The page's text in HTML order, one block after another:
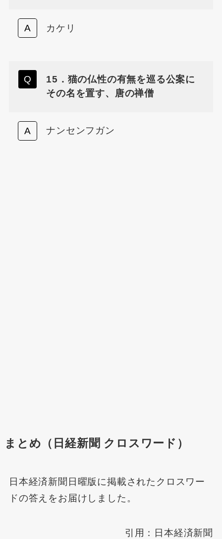
カケリ
15．猫の仏性の有無を巡る公案に
その名を置す、唐の禅僧
ナンセンフガン
まとめ（日経新聞 クロスワード）
日本経済新聞日曜版に掲載されたクロスワー
ドの答えをお届けしました。
引用：日本経済新聞